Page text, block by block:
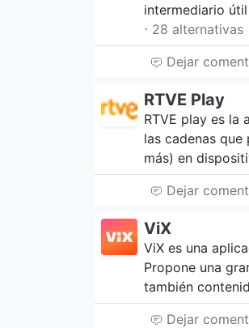
intermediario
⋅ 28 alternativas
Dejar
RTVE Play
RTVE play es la
las cadenas
más) en
Dejar
ViX
ViX es una
Propone una
también
Dejar